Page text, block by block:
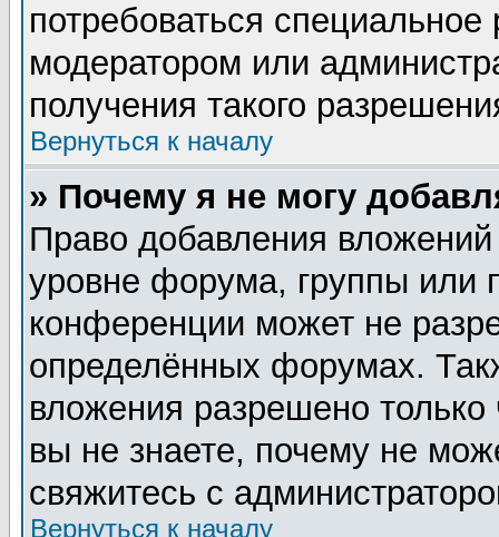
потребоваться
модератором или
получения такого
Вернуться к началу
» Почему я не могу
Право добавления
уровне форума, группы или
конференции может не
определённых форумах.
вложения разрешено
вы не знаете, почему не
свяжитесь с
Вернуться к началу